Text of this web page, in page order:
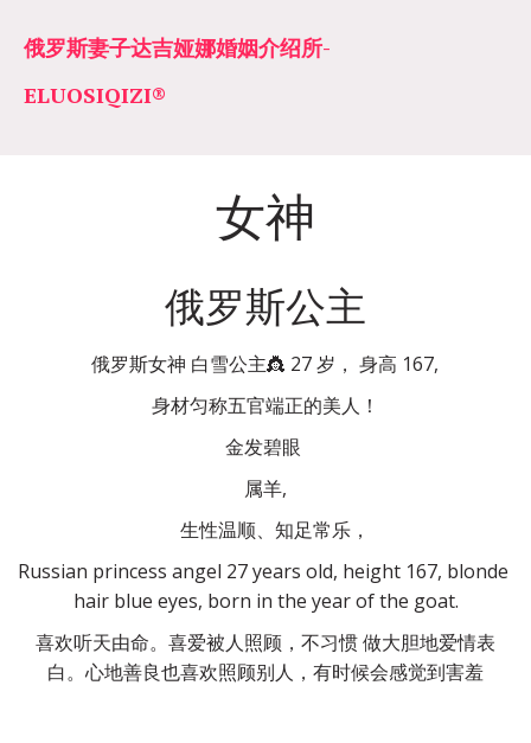
俄罗斯妻子达吉娅娜婚姻介绍所­­
ELUOSIQIZI®
女神
俄罗斯公主
俄罗斯女神 白雪公主👸 27 岁， 身高 167,
身材匀称五官端正的美人！
金发碧眼
属羊,
生性温顺、知足常乐，
Russian princess angel 27 years old, height 167, blonde
hair blue eyes, born in the year of the goat.
喜欢听天由命。喜爱被人照顾，不习惯 做大胆地爱情表
白。心地善良也喜欢照顾别人，有时候会感觉到害羞